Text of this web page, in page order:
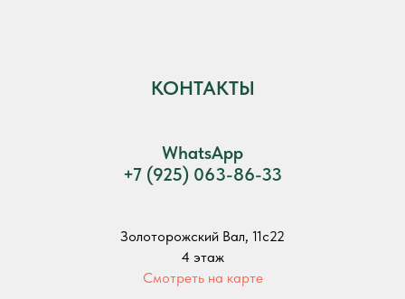
КОНТАКТЫ
WhatsApp
+7 (925) 063-86-33
Золоторожский Вал, 11с22
4 этаж
Смотреть на карте